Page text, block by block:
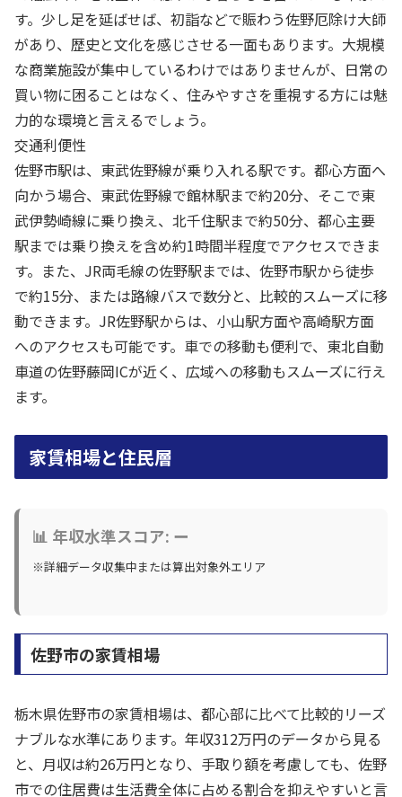
す。少し足を延ばせば、初詣などで賑わう佐野厄除け大師
があり、歴史と文化を感じさせる一面もあります。大規模
な商業施設が集中しているわけではありませんが、日常の
買い物に困ることはなく、住みやすさを重視する方には魅
力的な環境と言えるでしょう。
交通利便性
佐野市駅は、東武佐野線が乗り入れる駅です。都心方面へ
向かう場合、東武佐野線で館林駅まで約20分、そこで東
武伊勢崎線に乗り換え、北千住駅まで約50分、都心主要
駅までは乗り換えを含め約1時間半程度でアクセスできま
す。また、JR両毛線の佐野駅までは、佐野市駅から徒歩
で約15分、または路線バスで数分と、比較的スムーズに移
動できます。JR佐野駅からは、小山駅方面や高崎駅方面
へのアクセスも可能です。車での移動も便利で、東北自動
車道の佐野藤岡ICが近く、広域への移動もスムーズに行え
ます。
家賃相場と住民層
📊 年収水準スコア: ー
※詳細データ収集中または算出対象外エリア
佐野市の家賃相場
栃木県佐野市の家賃相場は、都心部に比べて比較的リーズ
ナブルな水準にあります。年収312万円のデータから見る
と、月収は約26万円となり、手取り額を考慮しても、佐野
市での住居費は生活費全体に占める割合を抑えやすいと言